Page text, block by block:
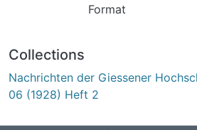
Format
Collections
Nachrichten der Giessener
06 (1928) Heft 2